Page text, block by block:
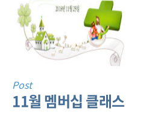
Post
11월 멤버십 클래스